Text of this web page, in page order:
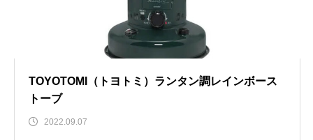
TOYOTOMI（トヨトミ）ランタン調レインボース
トーブ
2022.09.07